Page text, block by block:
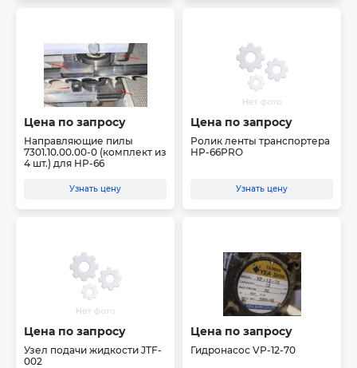
Цена по запросу
Направляющие пилы
7301.10.00.00-0 (комплект из
4 шт.) для HP-66
Узнать цену
Цена по запросу
Ролик ленты транспортера
HP-66PRO
Узнать цену
Цена по запросу
Узел подачи жидкости JTF-
002
Цена по запросу
Гидронасос VP-12-70